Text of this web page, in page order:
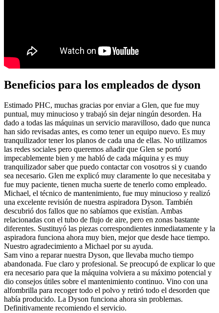
Beneficios para los empleados de dyson
Estimado PHC, muchas gracias por enviar a Glen, que fue muy
puntual, muy minucioso y trabajó sin dejar ningún desorden. Ha
dado a todas las máquinas un servicio maravilloso, dado que nunca
han sido revisadas antes, es como tener un equipo nuevo. Es muy
tranquilizador tener los planos de cada una de ellas. No utilizamos
las redes sociales pero queremos añadir que Glen se portó
impecablemente bien y me habló de cada máquina y es muy
tranquilizador saber que puedo contactar con vosotros si y cuando
sea necesario. Glen me explicó muy claramente lo que necesitaba y
fue muy paciente, tienen mucha suerte de tenerlo como empleado.
Michael, el técnico de mantenimiento, fue muy minucioso y realizó
una excelente revisión de nuestra aspiradora Dyson. También
descubrió dos fallos que no sabíamos que existían. Ambas
relacionadas con el tubo de flujo de aire, pero en zonas bastante
diferentes. Sustituyó las piezas correspondientes inmediatamente y la
aspiradora funciona ahora muy bien, mejor que desde hace tiempo.
Nuestro agradecimiento a Michael por su ayuda.
Sam vino a reparar nuestra Dyson, que llevaba mucho tiempo
abandonada. Fue claro y profesional. Se preocupó de explicar lo que
era necesario para que la máquina volviera a su máximo potencial y
dio consejos útiles sobre el mantenimiento continuo. Vino con una
alfombrilla para recoger todo el polvo y retiró todo el desorden que
había producido. La Dyson funciona ahora sin problemas.
Definitivamente recomiendo el servicio.